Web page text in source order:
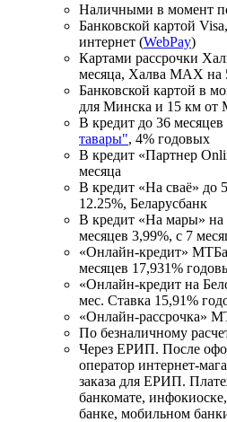
Наличными в момент
Банковской картой
интернет (WebPay)
Картами рассрочки
месяца, Халва MАХ на
Банковской картой в
для Минска и 15 км
В кредит до 36 месяцев
тавары", 4% годовых
В кредит «Партнер
месяца
В кредит «На сваё» до
12.25%, Беларусбанк
В кредит «На мары»
месяцев 3,99%, с 7
«Онлайн-кредит»
месяцев 17,931%
«Онлайн-кредит на
мес. Ставка 15,91%
«Онлайн-рассрочка»
По безналичному
Через ЕРИП. После
оператор интернет-
заказа для ЕРИП.
банкомате,
банке, мобильном